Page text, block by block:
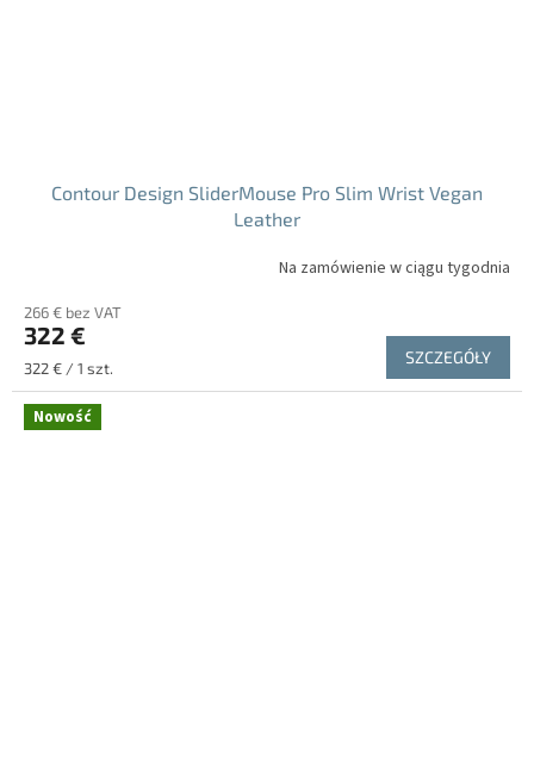
Contour Design SliderMouse Pro Slim Wrist Vegan
Leather
Na zamówienie w ciągu tygodnia
266 € bez VAT
322 €
Cena
jednostkowa:
322 € / 1 szt.
SZCZEGÓŁY
Nowość